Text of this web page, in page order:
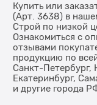
Купить или
(Арт. 3638) в
Строй по низкой
Ознакомиться с
отзывами
продукцию по
Санкт-Петербург,
Екатеринбург,
и другие города